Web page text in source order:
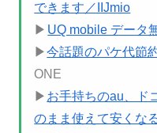
できます／IIJmio
▶ UQ mobile データ
▶今話題のパケ代節
ONE
▶ お手持ちのau、ド
のまま使えて安くな